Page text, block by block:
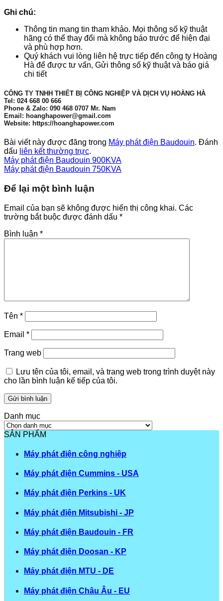
Ghi chú:
Thông tin mang tin tham khảo. Mọi thông số kỹ thuật
hãng có thể thay đổi mà không báo trước để hiện đại
và phù hợp hơn.
Quý khách vui lòng liên hệ trực tiếp đến công ty Hoàng
Hà để được tư vấn, Gửi thông số kỹ thuật và báo giá
chi tiết
CÔNG TY TNHH THIẾT BỊ CÔNG NGHIỆP VÀ DỊCH VỤ HOÀNG HÀ
Tel: 024 668 00 666
Phone & Zalo: 090 468 0707 Mr. Nam
Email: hoanghapower@gmail.com
Website: https://hoanghapower.com
Bài viết này được đăng trong Máy phát điện Baudouin. Đánh
dấu liên kết thường trực.
Máy phát điện Baudouin 900KVA
Máy phát điện Baudouin 750KVA
Để lại một bình luận
Email của bạn sẽ không được hiển thị công khai. Các
trường bắt buộc được đánh dấu *
Bình luận *
Tên *
Email *
Trang web
Lưu tên của tôi, email, và trang web trong trình duyệt này
cho lần bình luận kế tiếp của tôi.
Danh mục
Danh
mục
SẢN PHẨM
Máy phát điện công nghiệp
Máy phát điện Cummins - USA
Máy phát điện Perkins - UK
Máy phát điện Mitsubishi - JP
Máy phát điện Baudouin - FR
Máy phát điện Doosan - KP
Máy phát điện MTU - DE
Máy phát điện Châu Âu - EU